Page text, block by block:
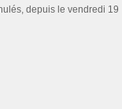
depuis le vendredi 19